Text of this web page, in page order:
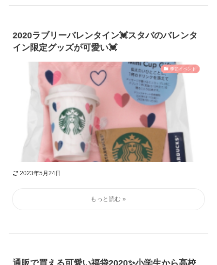
2020ラブリーバレンタイン💓スタバのバレンタ
イン限定グッズが可愛い💓
季節イベント
2023年5月24日